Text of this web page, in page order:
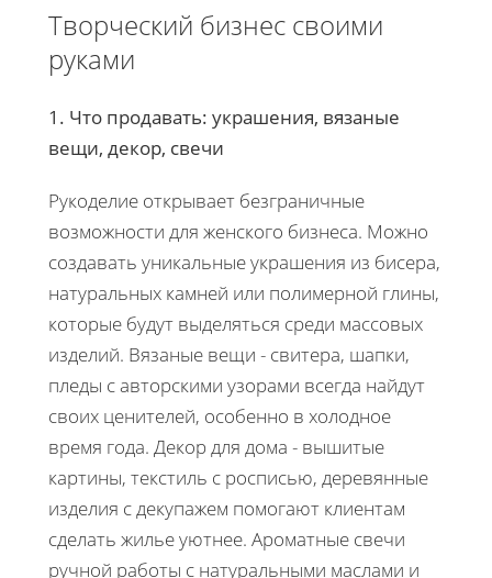
Творческий бизнес своими
руками
1. Что продавать: украшения, вязаные
вещи, декор, свечи
Рукоделие открывает безграничные
возможности для женского бизнеса. Можно
создавать уникальные украшения из бисера,
натуральных камней или полимерной глины,
которые будут выделяться среди массовых
изделий. Вязаные вещи - свитера, шапки,
пледы с авторскими узорами всегда найдут
своих ценителей, особенно в холодное
время года. Декор для дома - вышитые
картины, текстиль с росписью, деревянные
изделия с декупажем помогают клиентам
сделать жилье уютнее. Ароматные свечи
ручной работы с натуральными маслами и